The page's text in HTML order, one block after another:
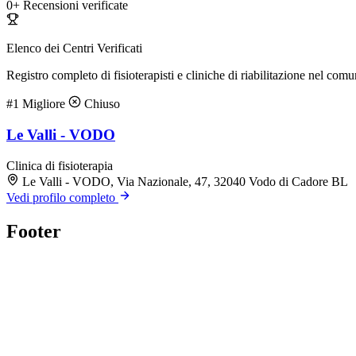
0+ Recensioni verificate
Elenco dei Centri Verificati
Registro completo di fisioterapisti e cliniche di riabilitazione nel
#1 Migliore Chiuso
Le Valli - VODO
Clinica di fisioterapia
Le Valli - VODO, Via Nazionale, 47, 32040 Vodo di Cadore BL
Vedi profilo completo
Footer